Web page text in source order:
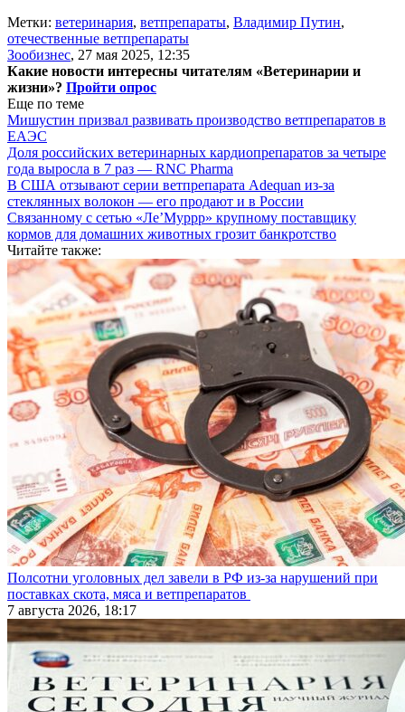
Метки: ветеринария, ветпрепараты, Владимир Путин,
отечественные ветпрепараты
Зообизнес, 27 мая 2025, 12:35
Какие новости интересны читателям «Ветеринарии и
жизни»? Пройти опрос
Еще по теме
Мишустин призвал развивать производство ветпрепаратов в
ЕАЭС
Доля российских ветеринарных кардиопрепаратов за четыре
года выросла в 7 раз — RNC Pharma
В США отзывают серии ветпрепарата Adequan из-за
стеклянных волокон — его продают и в России
Связанному с сетью «Ле’Муррр» крупному поставщику
кормов для домашних животных грозит банкротство
Читайте также:
Полсотни уголовных дел завели в РФ из-за нарушений при
поставках скота, мяса и ветпрепаратов
7 августа 2026, 18:17